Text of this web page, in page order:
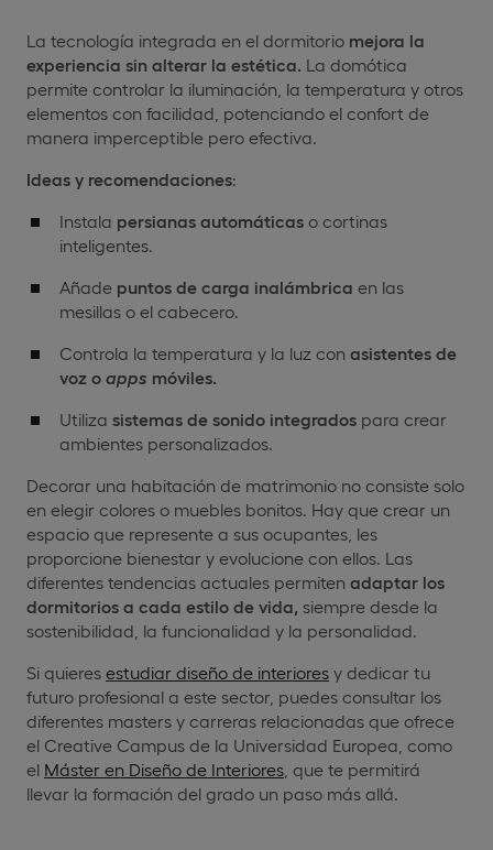
La tecnología integrada en el dormitorio mejora la
experiencia sin alterar la estética. La domótica
permite controlar la iluminación, la temperatura y otros
elementos con facilidad, potenciando el confort de
manera imperceptible pero efectiva.
Ideas y recomendaciones:
Instala persianas automáticas o cortinas
inteligentes.
Añade puntos de carga inalámbrica en las
mesillas o el cabecero.
Controla la temperatura y la luz con asistentes de
voz o apps móviles.
Utiliza sistemas de sonido integrados para crear
ambientes personalizados.
Decorar una habitación de matrimonio no consiste solo
en elegir colores o muebles bonitos. Hay que crear un
espacio que represente a sus ocupantes, les
proporcione bienestar y evolucione con ellos. Las
diferentes tendencias actuales permiten adaptar los
dormitorios a cada estilo de vida, siempre desde la
sostenibilidad, la funcionalidad y la personalidad.
Si quieres estudiar diseño de interiores y dedicar tu
futuro profesional a este sector, puedes consultar los
diferentes masters y carreras relacionadas que ofrece
el Creative Campus de la Universidad Europea, como
el Máster en Diseño de Interiores , que te permitirá
llevar la formación del grado un paso más allá.